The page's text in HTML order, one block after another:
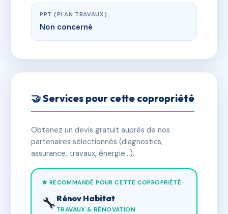
PPT (PLAN TRAVAUX)
Non concerné
🤝 Services pour cette copropriété
Obtenez un devis gratuit auprès de nos
partenaires sélectionnés (diagnostics,
assurance, travaux, énergie…).
★ RECOMMANDÉ POUR CETTE COPROPRIÉTÉ
🔧 Rénov Habitat
TRAVAUX & RÉNOVATION